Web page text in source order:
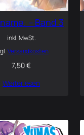
– Band 3
inkl. MwSt.
Versandkosten
7,50€
Weiterlesen